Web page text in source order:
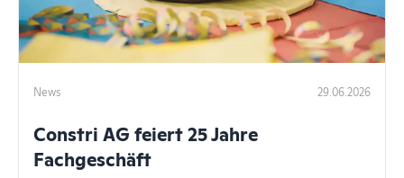
News 29.06.2026
Constri AG feiert 25 Jahre
Fachgeschäft